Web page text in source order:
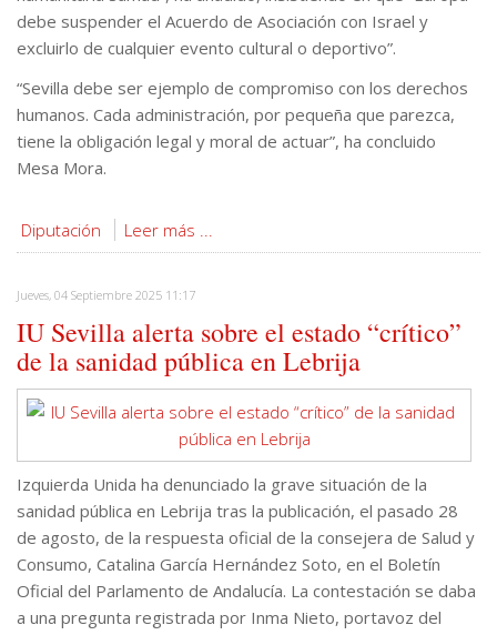
debe suspender el Acuerdo de Asociación con Israel y
excluirlo de cualquier evento cultural o deportivo”.
“Sevilla debe ser ejemplo de compromiso con los derechos
humanos. Cada administración, por pequeña que parezca,
tiene la obligación legal y moral de actuar”, ha concluido
Mesa Mora.
Diputación Leer más ...
Jueves, 04 Septiembre 2025 11:17
IU Sevilla alerta sobre el estado “crítico”
de la sanidad pública en Lebrija
Izquierda Unida ha denunciado la grave situación de la
sanidad pública en Lebrija tras la publicación, el pasado 28
de agosto, de la respuesta oficial de la consejera de Salud y
Consumo, Catalina García Hernández Soto, en el Boletín
Oficial del Parlamento de Andalucía. La contestación se daba
a una pregunta registrada por Inma Nieto, portavoz del